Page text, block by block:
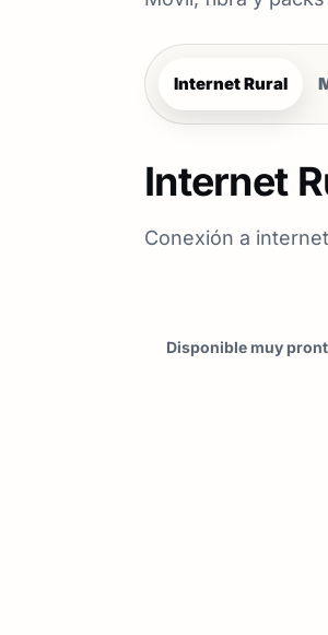
Internet Rural
Internet
Conexión a
Disponible muy